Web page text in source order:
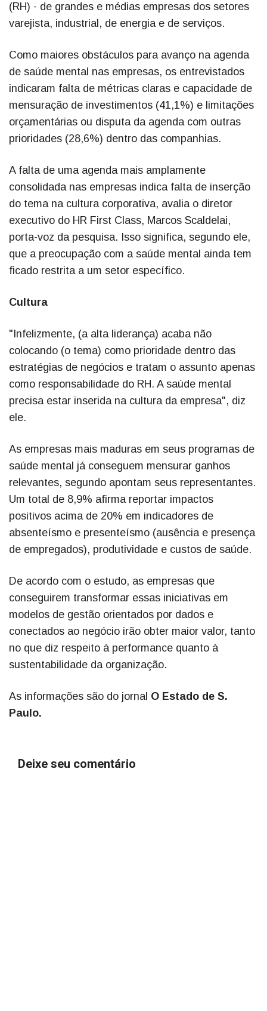
(RH) - de grandes e médias empresas dos setores
varejista, industrial, de energia e de serviços.
Como maiores obstáculos para avanço na agenda
de saúde mental nas empresas, os entrevistados
indicaram falta de métricas claras e capacidade de
mensuração de investimentos (41,1%) e limitações
orçamentárias ou disputa da agenda com outras
prioridades (28,6%) dentro das companhias.
A falta de uma agenda mais amplamente
consolidada nas empresas indica falta de inserção
do tema na cultura corporativa, avalia o diretor
executivo do HR First Class, Marcos Scaldelai,
porta-voz da pesquisa. Isso significa, segundo ele,
que a preocupação com a saúde mental ainda tem
ficado restrita a um setor específico.
Cultura
"Infelizmente, (a alta liderança) acaba não
colocando (o tema) como prioridade dentro das
estratégias de negócios e tratam o assunto apenas
como responsabilidade do RH. A saúde mental
precisa estar inserida na cultura da empresa", diz
ele.
As empresas mais maduras em seus programas de
saúde mental já conseguem mensurar ganhos
relevantes, segundo apontam seus representantes.
Um total de 8,9% afirma reportar impactos
positivos acima de 20% em indicadores de
absenteísmo e presenteísmo (ausência e presença
de empregados), produtividade e custos de saúde.
De acordo com o estudo, as empresas que
conseguirem transformar essas iniciativas em
modelos de gestão orientados por dados e
conectados ao negócio irão obter maior valor, tanto
no que diz respeito à performance quanto à
sustentabilidade da organização.
As informações são do jornal O Estado de S.
Paulo.
Deixe seu comentário